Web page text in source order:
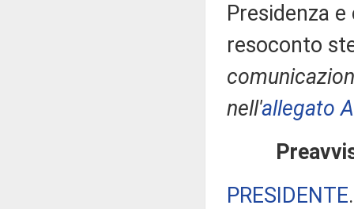
Presidenza
resoconto
nell'allegato A
PRESIDENTE